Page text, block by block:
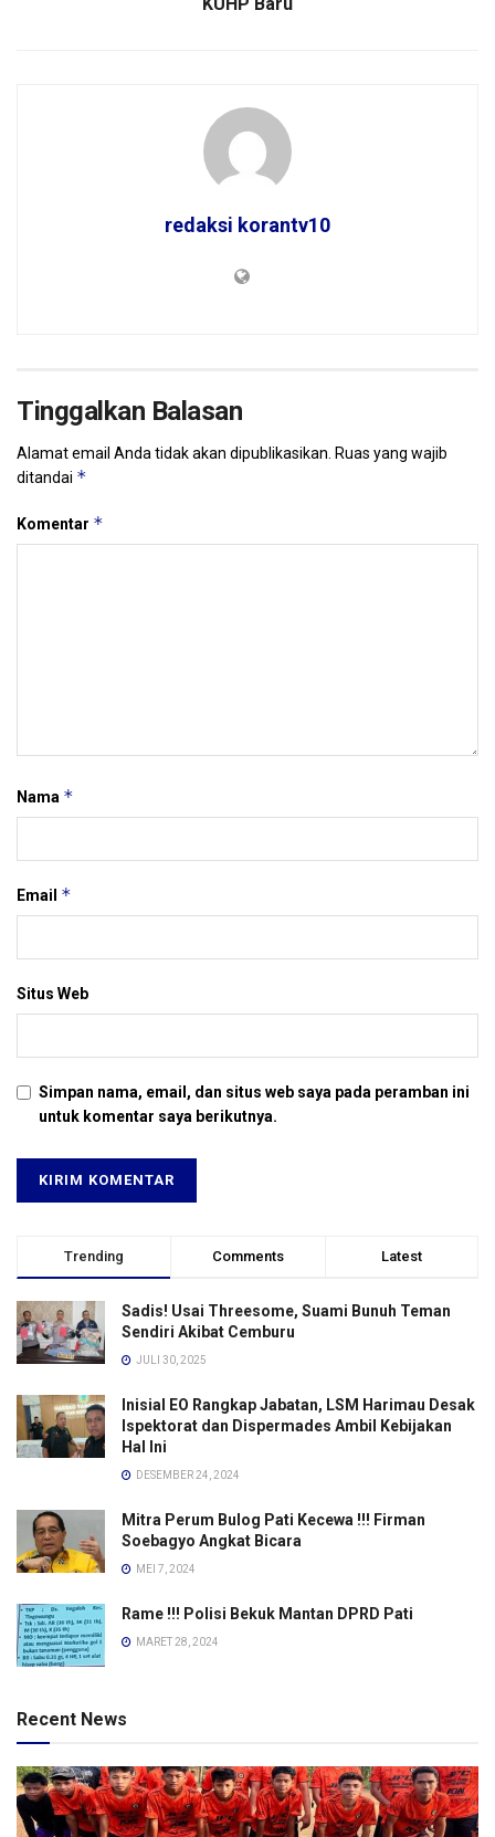
redaksi korantv10
Tinggalkan Balasan
Alamat email Anda tidak akan dipublikasikan. Ruas yang wajib
ditandai *
Komentar *
Nama *
Email *
Situs Web
Simpan nama, email, dan situs web saya pada peramban ini
untuk komentar saya berikutnya.
Trending Comments Latest
Sadis! Usai Threesome, Suami Bunuh Teman
Sendiri Akibat Cemburu
JULI 30, 2025
Inisial EO Rangkap Jabatan, LSM Harimau Desak
Ispektorat dan Dispermades Ambil Kebijakan
Hal Ini
DESEMBER 24, 2024
Mitra Perum Bulog Pati Kecewa !!! Firman
Soebagyo Angkat Bicara
MEI 7, 2024
Rame !!! Polisi Bekuk Mantan DPRD Pati
MARET 28, 2024
Recent News